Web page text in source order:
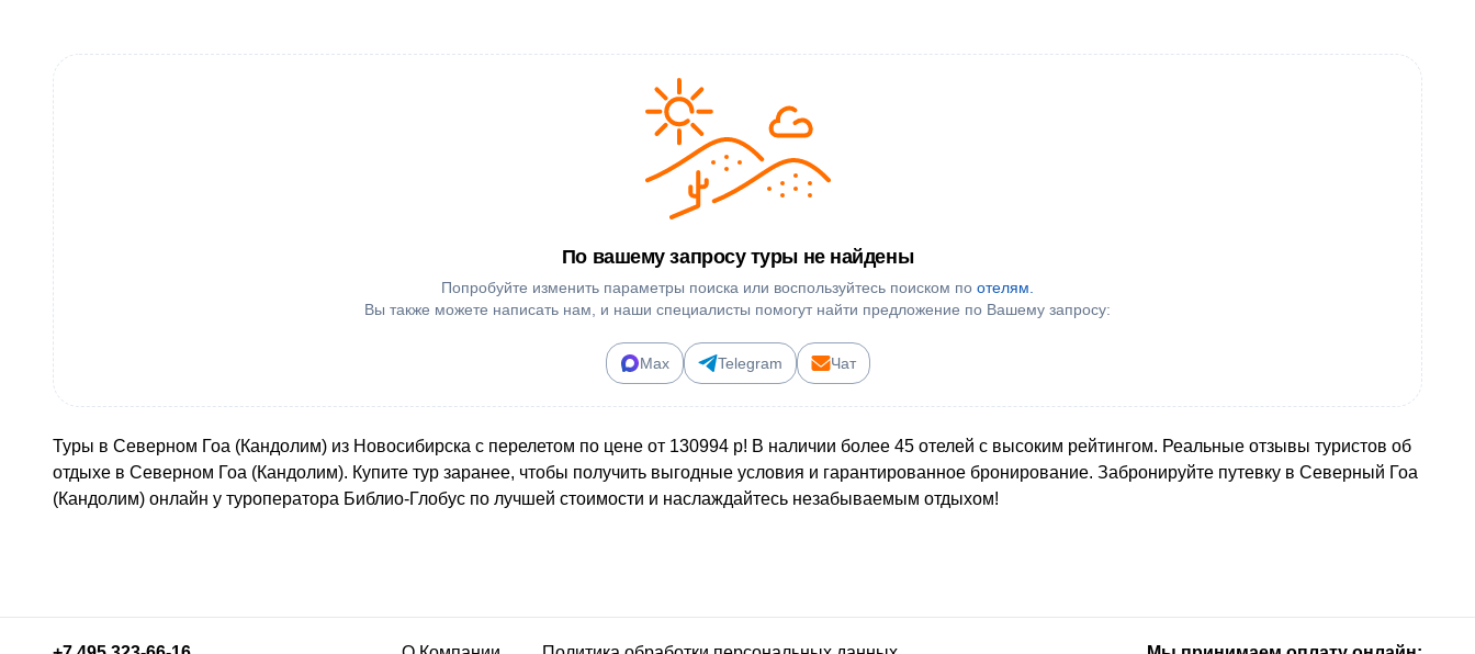
По вашему запросу туры не найдены
Попробуйте изменить параметры поиска или воспользуйтесь поиском по отелям.
Вы также можете написать нам, и наши специалисты помогут найти предложение по Вашему запросу:
Max Telegram Чат
Туры в Северном Гоа (Кандолим) из Новосибирска с перелетом по цене от 130994 р! В наличии более 45 отелей с высоким рейтингом. Реальные отзывы туристов об
отдыхе в Северном Гоа (Кандолим). Купите тур заранее, чтобы получить выгодные условия и гарантированное бронирование. Забронируйте путевку в Северный Гоа
(Кандолим) онлайн у туроператора Библио-Глобус по лучшей стоимости и наслаждайтесь незабываемым отдыхом!